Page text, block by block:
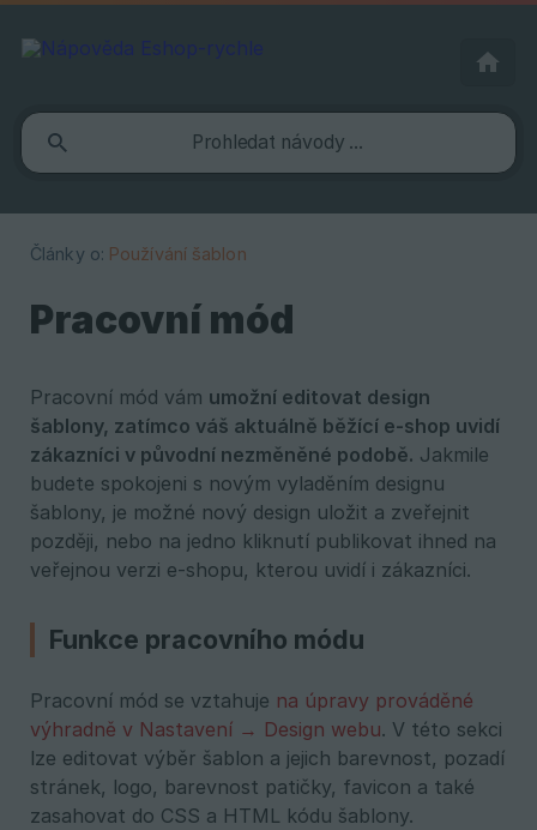
Články o: Používání šablon
Pracovní mód
Pracovní mód vám umožní editovat design
šablony, zatímco váš aktuálně běžící e-shop uvidí
zákazníci v původní nezměněné podobě. Jakmile
budete spokojeni s novým vyladěním designu
šablony, je možné nový design uložit a zveřejnit
později, nebo na jedno kliknutí publikovat ihned na
veřejnou verzi e-shopu, kterou uvidí i zákazníci.
Funkce pracovního módu
Pracovní mód se vztahuje na úpravy prováděné
výhradně v Nastavení → Design webu. V této sekci
lze editovat výběr šablon a jejich barevnost, pozadí
stránek, logo, barevnost patičky, favicon a také
zasahovat do CSS a HTML kódu šablony.